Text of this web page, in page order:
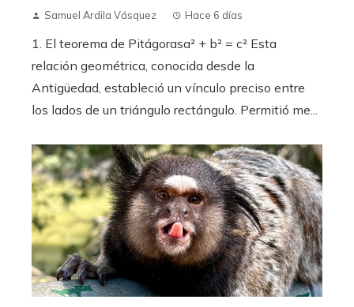
Samuel Ardila Vásquez Hace 6 días
1. El teorema de Pitágorasa² + b² = c² Esta
relación geométrica, conocida desde la
Antigüedad, estableció un vínculo preciso entre
los lados de un triángulo rectángulo. Permitió me...